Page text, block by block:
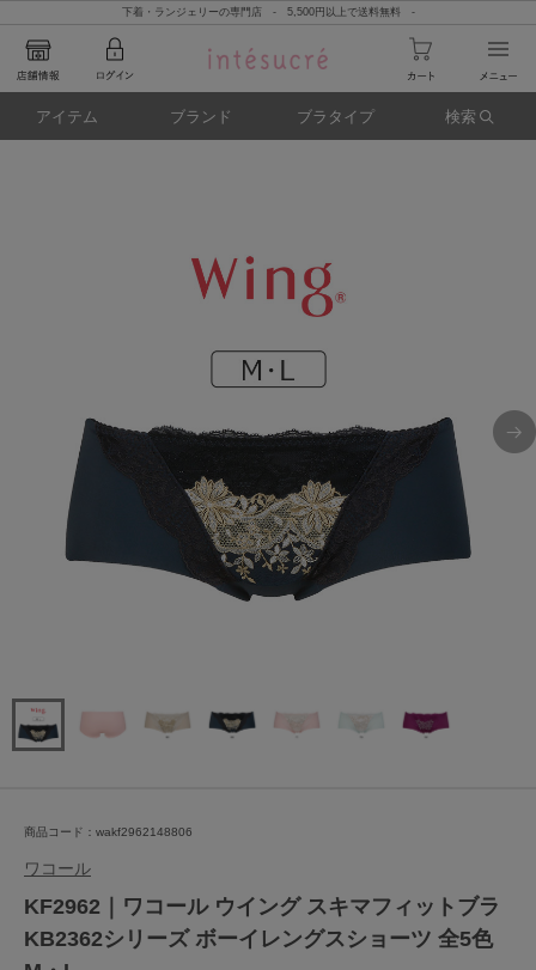
下着・ランジェリーの専門店 - 5,500円以上で送料無料 -
アイテム ブランド ブラタイプ 検索
商品コード：wakf2962148806
ワコール
KF2962｜ワコール ウイング スキマフィットブラ
KB2362シリーズ ボーイレングスショーツ 全5色